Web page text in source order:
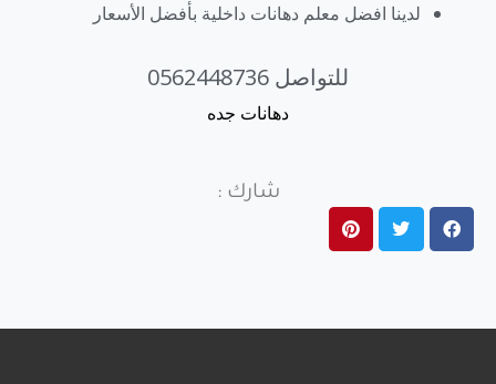
لدينا افضل معلم دهانات داخلية بأفضل الأسعار
للتواصل 0562448736
دهانات جده
شارك :